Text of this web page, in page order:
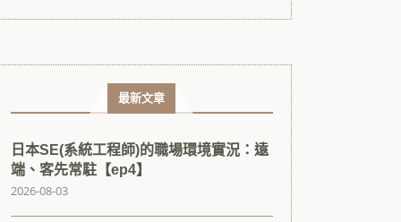
最新文章
日本SE(系統工程師)的職場環境實況：遠
端、客先常駐【ep4】
2026-08-03